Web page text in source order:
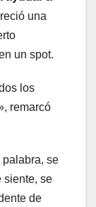
una
un spot.
los
remarcó
se
siente, se
de